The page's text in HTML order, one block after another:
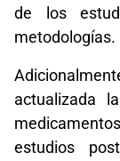
de los
metodologías.
actualizada
estudios